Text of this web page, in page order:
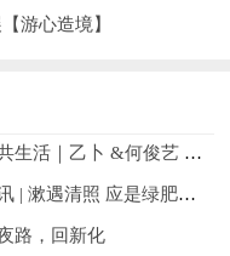
相新加坡
游心造境】
生活｜乙卜 &何俊艺 双个展
漱遇清照 应是绿肥红瘦——朱曜奎艺术展
路，回新化